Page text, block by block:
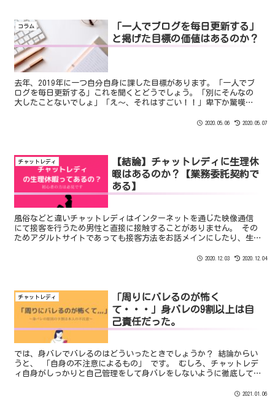
コラム
「一人でブログを毎日更新する」
と掲げた目標の価値はあるのか？
去年、2019年に一つ自分自身に課した目標があります。「一人でブ
ログを毎日更新する」これを聞くとどうでしょう。「別にそんなの
大したことないでしょ」「え〜、それはすごい！！」卑下か驚嘆
2020.05.06 2020.05.07
チャットレディ
【結論】チャットレディに生理休
暇はあるのか？【業務委託契約で
ある】
風俗などと違いチャットレディはインターネットを通じた映像通信
にて接客を行うため男性と直接に接触することがありません。 その
ためアダルトサイトであっても接客方法をお話メインにしたり、生
生理痛が酷い方でなければあまり生理休暇というのは取らないよう
2020.12.03 2020.12.04
チャットレディ
「周りにバレるのが怖く
て・・・」身バレの9割以上は自
己責任だった。
では、身バレでバレるのはどういったときでしょうか？ 結論からい
うと、 「自身の不注意によるもの」 です。 むしろ、チャットレデ
ィ自身がしっかりと自己管理をして身バレをしないように徹底して
2021.01.06